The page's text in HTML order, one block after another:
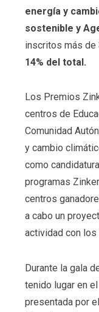
energía y
sostenible y
inscritos más de
14% del total.
Los Premios
centros de
Comunidad
y cambio
como
programas
centros
a cabo un
actividad con los
Durante la gala
tenido lugar en
presentada por